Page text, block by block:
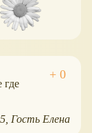
где
Гость Елена